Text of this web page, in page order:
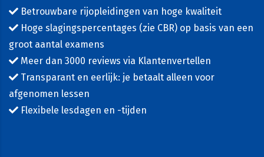
Betrouwbare rijopleidingen van hoge kwaliteit
Hoge slagingspercentages (zie CBR) op basis van een
groot aantal examens
Meer dan 3000 reviews via Klantenvertellen
Transparant en eerlijk: je betaalt alleen voor
afgenomen lessen
Flexibele lesdagen en -tijden